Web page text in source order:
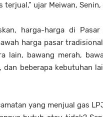
terjual," ujar Meiwan,
harga-harga di
harga pasar
lain, bawang merah,
dan beberapa kebutuhan
yang menjual gas